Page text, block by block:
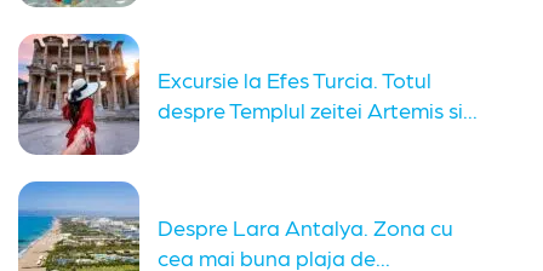
Excursie la Efes Turcia. Totul
despre Templul zeitei Artemis si...
Despre Lara Antalya. Zona cu
cea mai buna plaja de...